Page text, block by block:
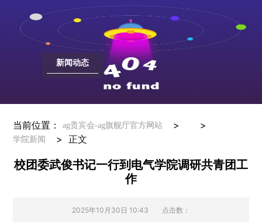
新闻动态
当前位置： ag贵宾会-ag旗舰厅官方网站 > >
学院新闻 > 正文
校团委武俊书记一行到电气学院调研共青团工
作
2025年10月30日 10:43 点击数：